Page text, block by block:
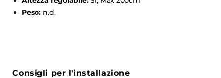
Peso:n.d.
Consigli per l'installazione